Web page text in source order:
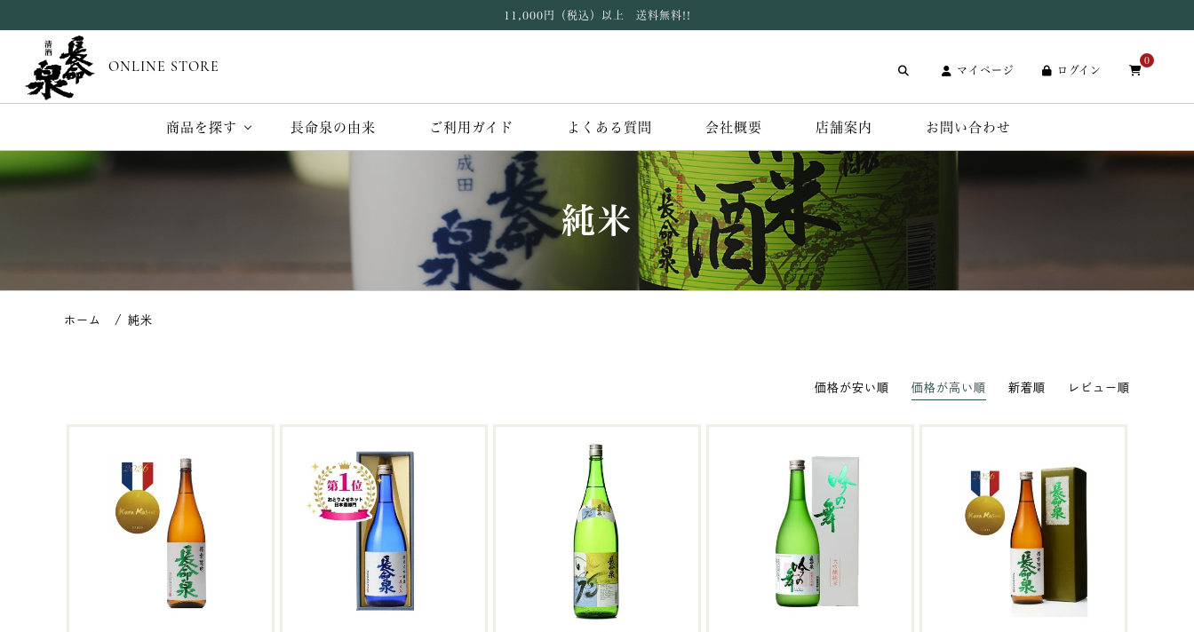
11,000円（税込）以上 送料無料!!
ONLINE STORE マイページ ログイン
0
商品を探す 長命泉の由来 ご利用ガイド よくある質問 会社概要 店舗案内 お問い合わせ
純米
純米
価格が安い順 価格が高い順 新着順 レビュー順